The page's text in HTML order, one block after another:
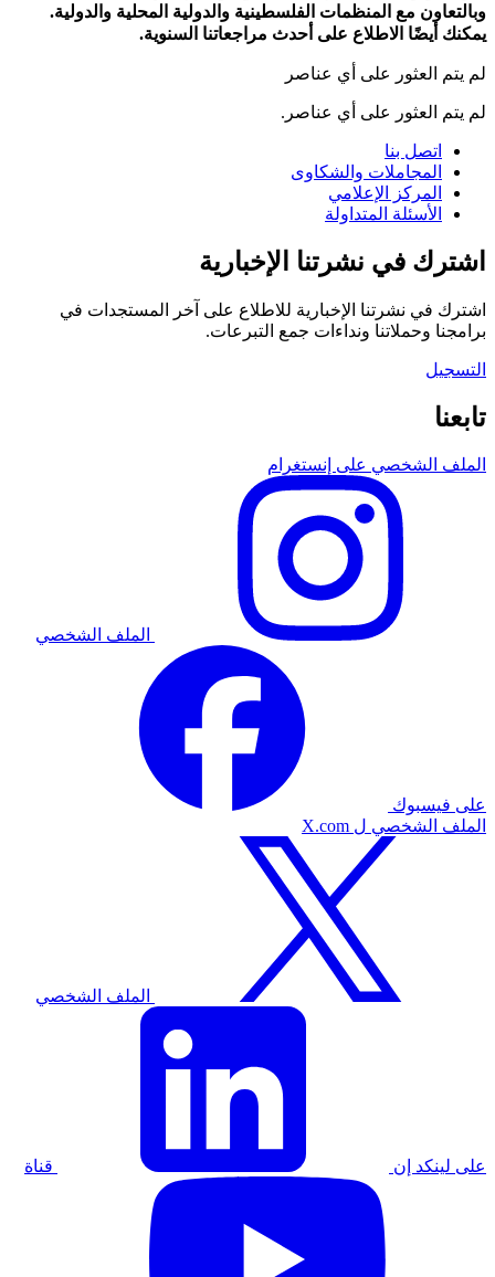
وبالتعاون مع المنظمات الفلسطينية والدولية المحلية والدولية.
يمكنك أيضًا الاطلاع على أحدث مراجعاتنا السنوية.
لم يتم العثور على أي عناصر
لم يتم العثور على أي عناصر.
اتصل بنا
المجاملات والشكاوى
المركز الإعلامي
الأسئلة المتداولة
اشترك في نشرتنا الإخبارية
اشترك في نشرتنا الإخبارية للاطلاع على آخر المستجدات في
برامجنا وحملاتنا ونداءات جمع التبرعات.
التسجيل
تابعنا
الملف الشخصي على إنستغرام
الملف الشخصي
على فيسبوك
الملف الشخصي ل X.com
الملف الشخصي
على لينكد إن قناة